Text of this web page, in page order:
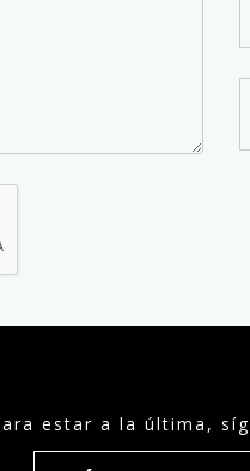
estar a la última,